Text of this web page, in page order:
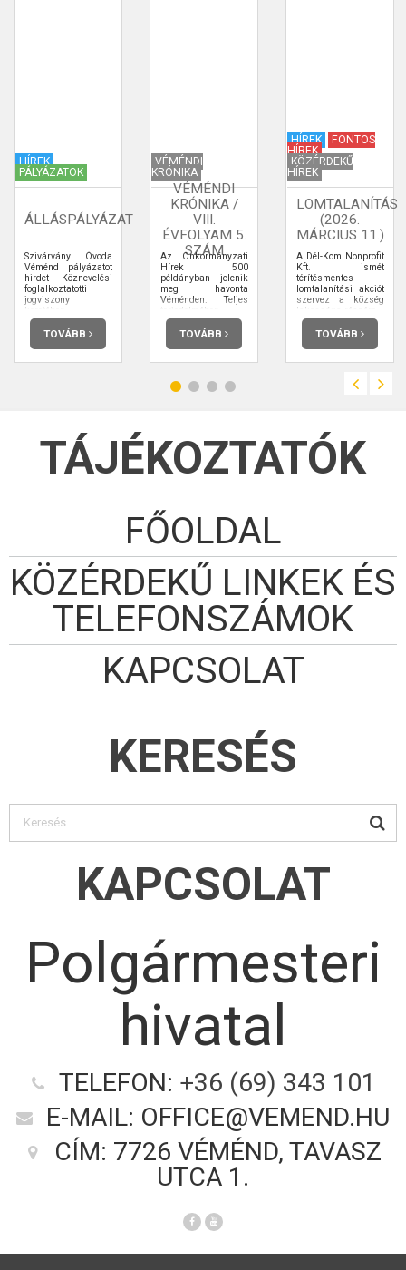
HÍREK
PÁLYÁZATOK
ÁLLÁSPÁLYÁZAT
Szivárvány Óvoda
Véménd pályázatot
hirdet Köznevelési
foglalkoztatotti
jogviszony
keretében
TOVÁBB
VÉMÉNDI
KRÓNIKA
VÉMÉNDI
KRÓNIKA /
VIII.
ÉVFOLYAM 5.
SZÁM
Az Önkormányzati
Hírek 500
példányban jelenik
meg havonta
Véménden. Teljes
terjedelmében
elolvashatja.
TOVÁBB
HÍREK
FONTOS
HÍREK
KÖZÉRDEKŰ
HÍREK
LOMTALANÍTÁS
(2026.
MÁRCIUS 11.)
A Dél-Kom Nonprofit
Kft. ismét
térítésmentes
lomtalanítási akciót
szervez a község
lakossága részére.
TOVÁBB
TÁJÉKOZTATÓK
FŐOLDAL
KÖZÉRDEKŰ LINKEK ÉS
TELEFONSZÁMOK
KAPCSOLAT
KERESÉS
KAPCSOLAT
Polgármesteri
hivatal
TELEFON: +36 (69) 343 101
E-MAIL: OFFICE@VEMEND.HU
CÍM: 7726 VÉMÉND, TAVASZ
UTCA 1.